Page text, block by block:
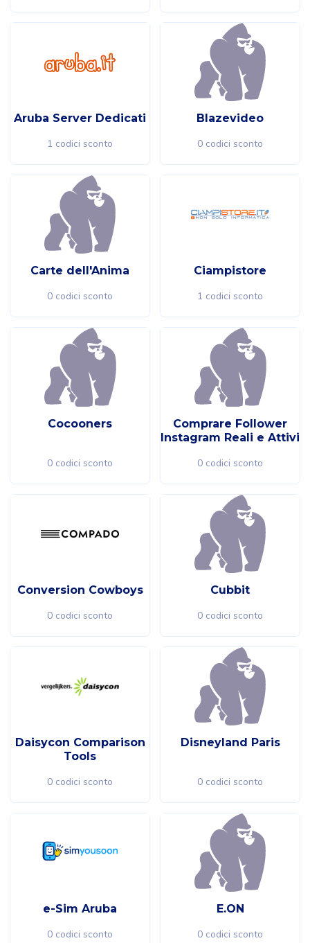
Aruba Server Dedicati
1 codici sconto
Blazevideo
0 codici sconto
Carte dell'Anima
0 codici sconto
Ciampistore
1 codici sconto
Cocooners
0 codici sconto
Comprare Follower
Instagram Reali e Attivi
0 codici sconto
Conversion Cowboys
0 codici sconto
Cubbit
0 codici sconto
Daisycon Comparison
Tools
0 codici sconto
Disneyland Paris
0 codici sconto
e-Sim Aruba
0 codici sconto
E.ON
0 codici sconto